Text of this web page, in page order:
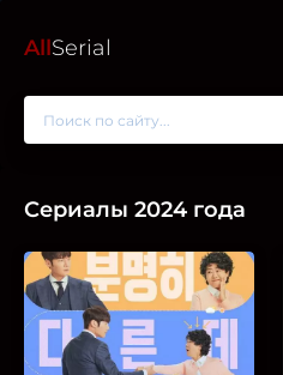
AllSerial
Сериалы 2024 года